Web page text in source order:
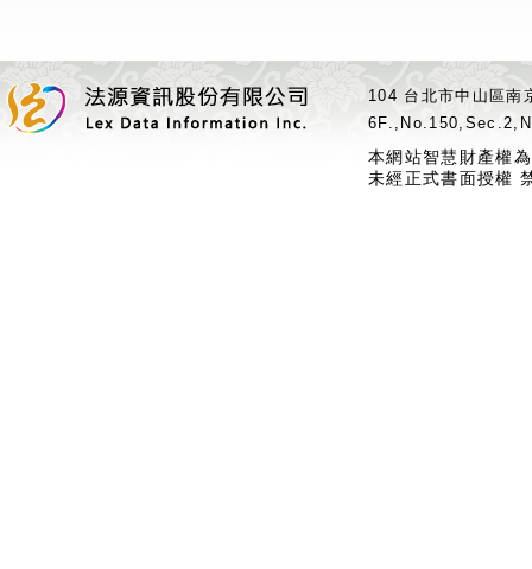
104 台北市中山區
本網站智慧財產權
未經正式書面授權